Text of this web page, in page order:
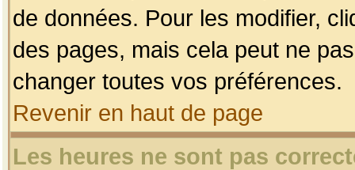
de données. Pour les modifier,
des pages, mais cela peut ne
changer toutes vos préférences.
Revenir en haut de page
Les heures ne sont pas